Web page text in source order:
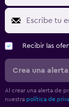
Recibir las
Crea una
Al crear una alerta de
nuestra política de